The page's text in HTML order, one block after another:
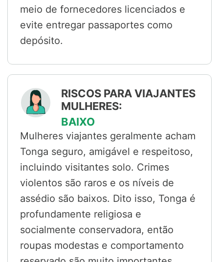
meio de fornecedores licenciados e
evite entregar passaportes como
depósito.
RISCOS PARA VIAJANTES
MULHERES:
BAIXO
Mulheres viajantes geralmente acham
Tonga seguro, amigável e respeitoso,
incluindo visitantes solo. Crimes
violentos são raros e os níveis de
assédio são baixos. Dito isso, Tonga é
profundamente religiosa e
socialmente conservadora, então
roupas modestas e comportamento